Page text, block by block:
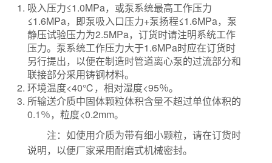
吸入压力≤1.0MPa，或泵系统最高工作压力
≤1.6MPa，即泵吸入口压力+泵扬程≤1.6MPa，泵
静压试验压力为2.5MPa，订货时请注明系统工作
压力。泵系统工作压力大于1.6MPa时应在订货时
另行提出，以便在制造时管道离心泵的过流部分和
联接部分采用铸钢材料。
环境温度<40℃，相对湿度<95％。
所输送介质中固体颗粒体积含量不超过单位体积的
0.1％，粒度<0.2mm。
注：如使用介质为带有细小颗粒，请在订货时
说明，以便厂家采用耐磨式机械密封。